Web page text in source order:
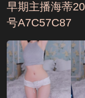
早期主播海蒂
号A7C57C87